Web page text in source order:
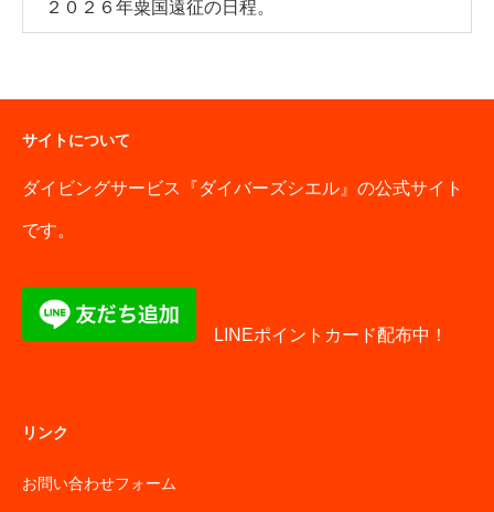
２０２６年粟国遠征の日程。
サイトについて
ダイビングサービス『ダイバーズシエル』の公式サイト
です。
LINEポイントカード配布中！
リンク
お問い合わせフォーム